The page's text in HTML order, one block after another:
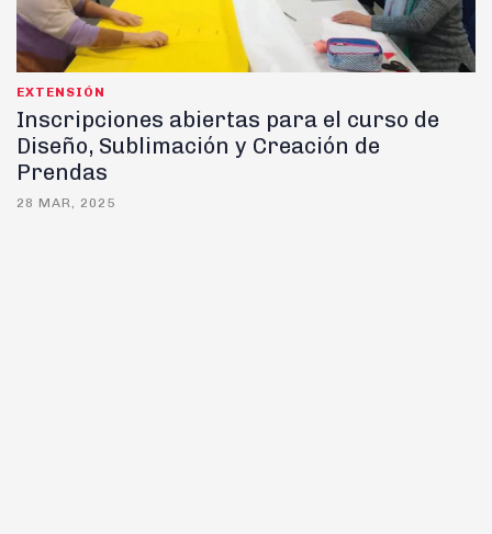
EXTENSIÓN
Inscripciones abiertas para el curso de
Diseño, Sublimación y Creación de
Prendas
28 MAR, 2025